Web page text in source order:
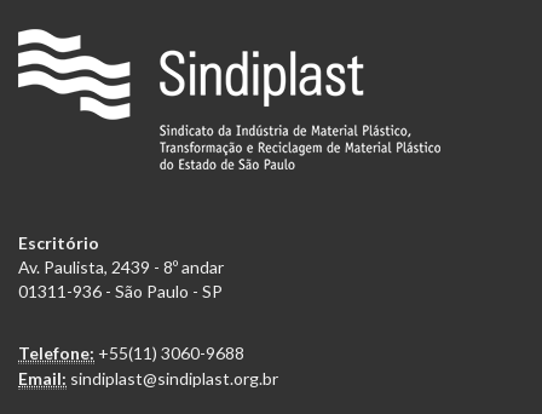
Escritório
Av. Paulista, 2439 - 8º andar
01311-936 - São Paulo - SP
Telefone: +55(11) 3060-9688
Email: sindiplast@sindiplast.org.br